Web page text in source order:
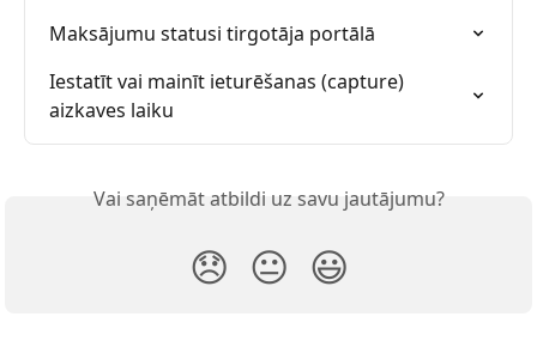
Maksājumu statusi tirgotāja portālā
Iestatīt vai mainīt ieturēšanas (capture)
aizkaves laiku
Vai saņēmāt atbildi uz savu jautājumu?
😞 😐 😃